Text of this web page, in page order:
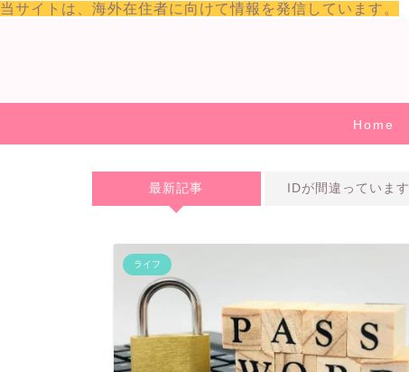
当サイトは、海外在住者に向けて情報を発信しています。
Home
最新記事 IDが間違っています
ライフ